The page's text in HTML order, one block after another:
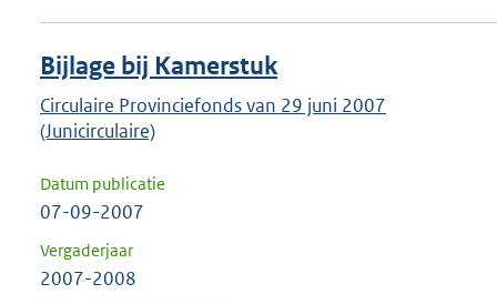
Bijlage bij Kamerstuk
Circulaire Provinciefonds van 29 juni 2007
(Junicirculaire)
Datum publicatie
07-09-2007
Vergaderjaar
2007-2008